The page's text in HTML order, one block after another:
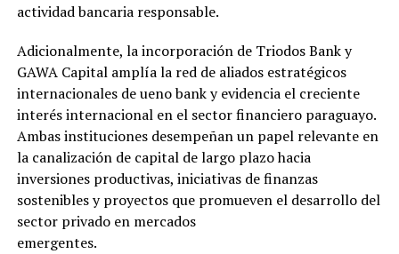
actividad bancaria responsable.
Adicionalmente, la incorporación de Triodos Bank y
GAWA Capital amplía la red de aliados estratégicos
internacionales de ueno bank y evidencia el creciente
interés internacional en el sector financiero paraguayo.
Ambas instituciones desempeñan un papel relevante en
la canalización de capital de largo plazo hacia
inversiones productivas, iniciativas de finanzas
sostenibles y proyectos que promueven el desarrollo del
sector privado en mercados
emergentes.